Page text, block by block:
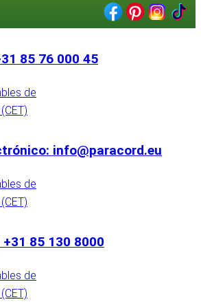
85 76 000 45
de
info@paracord.eu
de
85 130 8000
de